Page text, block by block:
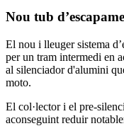
Nou tub
El nou i lleuger sistema
per un tram intermedi en
al silenciador d'alumini
moto.
El col·lector i el pre-
aconseguint reduir